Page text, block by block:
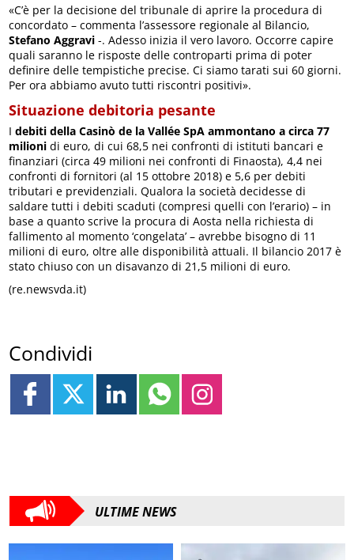
«C’è per la decisione del tribunale di aprire la procedura di
concordato – commenta l’assessore regionale al Bilancio,
Stefano Aggravi -. Adesso inizia il vero lavoro. Occorre capire
quali saranno le risposte delle controparti prima di poter
definire delle tempistiche precise. Ci siamo tarati sui 60 giorni.
Per ora abbiamo avuto tutti riscontri positivi».
Situazione debitoria pesante
Idebiti della Casinò de la Vallée SpA ammontano a circa 77
milioni di euro, di cui 68,5 nei confronti di istituti bancari e
finanziari (circa 49 milioni nei confronti di Finaosta), 4,4 nei
confronti di fornitori (al 15 ottobre 2018) e 5,6 per debiti
tributari e previdenziali. Qualora la società decidesse di
saldare tutti i debiti scaduti (compresi quelli con l’erario) – in
base a quanto scrive la procura di Aosta nella richiesta di
fallimento al momento ‘congelata’ – avrebbe bisogno di 11
milioni di euro, oltre alle disponibilità attuali. Il bilancio 2017 è
stato chiuso con un disavanzo di 21,5 milioni di euro.
(re.newsvda.it)
Condividi
ULTIME NEWS